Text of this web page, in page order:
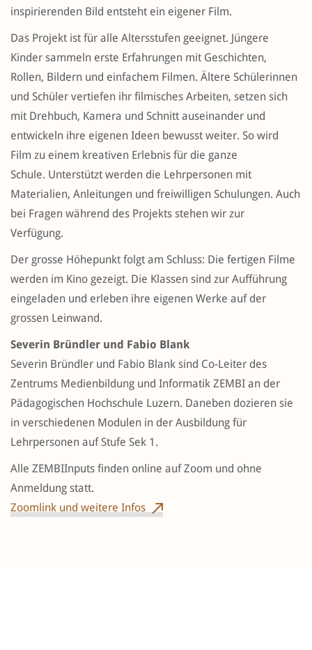
inspirierenden Bild entsteht ein eigener Film.
Das Projekt ist für alle Altersstufen geeignet. Jüngere
Kinder sammeln erste Erfahrungen mit Geschichten,
Rollen, Bildern und einfachem Filmen. Ältere Schülerinnen
und Schüler vertiefen ihr filmisches Arbeiten, setzen sich
mit Drehbuch, Kamera und Schnitt auseinander und
entwickeln ihre eigenen Ideen bewusst weiter. So wird
Film zu einem kreativen Erlebnis für die ganze
Schule. Unterstützt werden die Lehrpersonen mit
Materialien, Anleitungen und freiwilligen Schulungen. Auch
bei Fragen während des Projekts stehen wir zur
Verfügung.
Der grosse Höhepunkt folgt am Schluss: Die fertigen Filme
werden im Kino gezeigt. Die Klassen sind zur Aufführung
eingeladen und erleben ihre eigenen Werke auf der
grossen Leinwand.
Severin Bründler und Fabio Blank
Severin Bründler und Fabio Blank sind Co-Leiter des
Zentrums Medienbildung und Informatik ZEMBI an der
Pädagogischen Hochschule Luzern. Daneben dozieren sie
in verschiedenen Modulen in der Ausbildung für
Lehrpersonen auf Stufe Sek 1.
Alle ZEMBIInputs finden online auf Zoom und ohne
Anmeldung statt.
Zoomlink und weitere Infos